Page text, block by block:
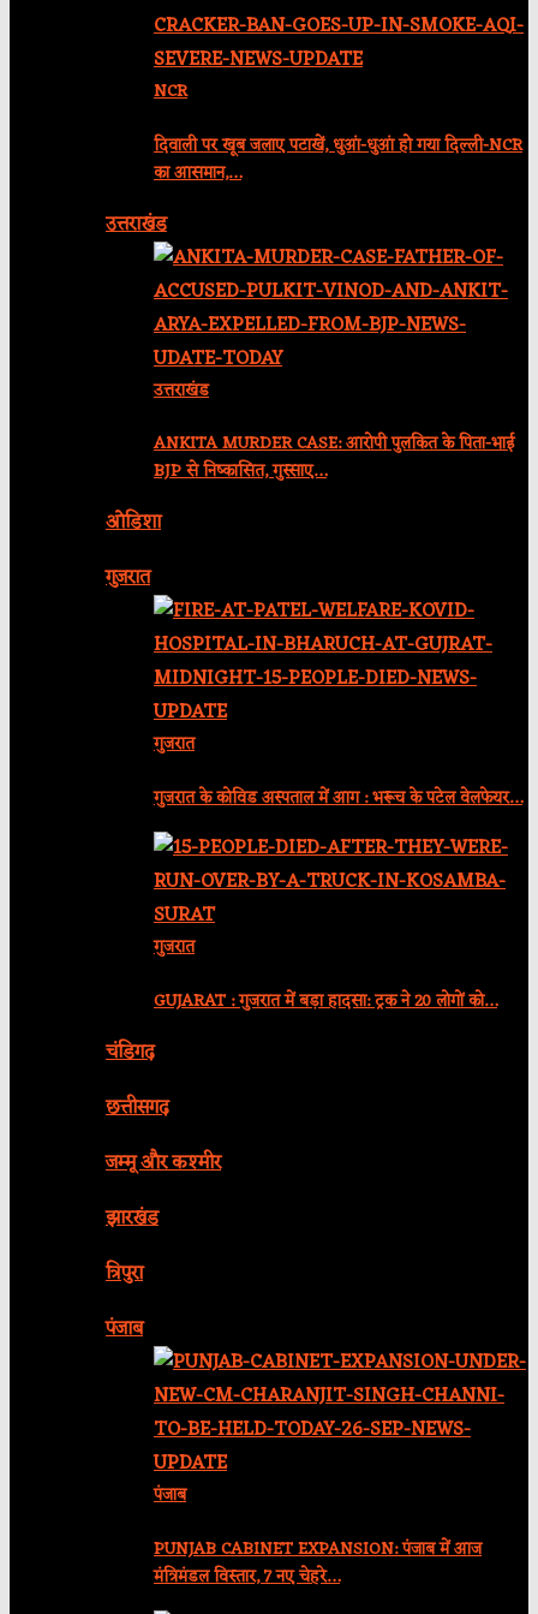
NCR
दिवाली पर खूब जलाए पटाखें, धुआं-धुआं हो गया दिल्ली-NCR
का आसमान,…
उत्तराखंड
उत्तराखंड
ANKITA MURDER CASE: आरोपी पुलकित के पिता-भाई
BJP से निष्कासित, गुस्साए…
ओडिशा
गुजरात
गुजरात
गुजरात के कोविड अस्पताल में आग : भरूच के पटेल वेलफेयर…
गुजरात
GUJARAT : गुजरात में बड़ा हादसा: ट्रक ने 20 लोगों को…
चंडिगढ़
छत्तीसगढ़
जम्मू और कश्मीर
झारखंड
त्रिपुरा
पंजाब
पंजाब
PUNJAB CABINET EXPANSION: पंजाब में आज
मंत्रिमंडल विस्तार, 7 नए चेहरे…